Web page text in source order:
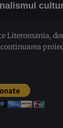
Literomania,